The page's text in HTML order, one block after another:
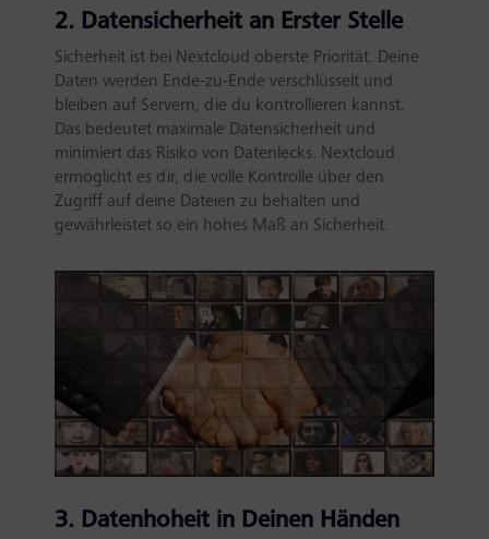
2. Datensicherheit an Erster Stelle
Sicherheit ist bei Nextcloud oberste Priorität. Deine
Daten werden Ende-zu-Ende verschlüsselt und
bleiben auf Servern, die du kontrollieren kannst.
Das bedeutet maximale Datensicherheit und
minimiert das Risiko von Datenlecks. Nextcloud
ermöglicht es dir, die volle Kontrolle über den
Zugriff auf deine Dateien zu behalten und
gewährleistet so ein hohes Maß an Sicherheit.
3. Datenhoheit in Deinen Händen